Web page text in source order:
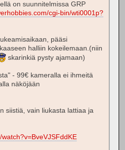
on suunnitelmissa GRP
cgi-bin/wti0001p?
pääsi
halliin kokeilemaan.(niin
skarinkiä pysty ajamaan)
- 99€ kameralla ei ihmeitä
näköjään
siistiä, vain liukasta lattiaa ja